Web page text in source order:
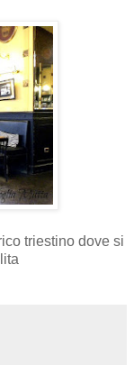
triestino dove si